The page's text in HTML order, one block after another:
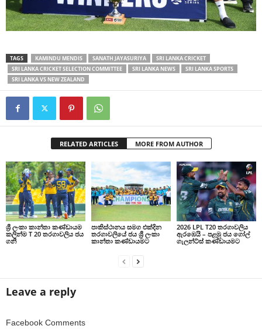
TAGS KAMINDU MENDIS SANATH JAYASURIYA
SRI LANKA CRICKET
SRI LANKA CRICKET SELECTION COMMITTEE
SRI LANKA NEWS
SRI LANKA SPORTS
SRI LANKA VS NEW ZEALAND
RELATED ARTICLES MORE FROM AUTHOR
ශ්‍රී ලංකා කාන්තා කණ්ඩායම
කලින්ම T 20 තරගාවලිය ජය
ගනී
පාකිස්ථානය සමග එක්දින
තරගාවලියේ ජය ශ්‍රී ලංකා
කාන්තා කණ්ඩායමට
2026 LPL T20 තරගාවලිය
ඇරඹෙයි – පළමු ජය ගෝල්
ගැලන්ට්ස් කණ්ඩායමට
Leave a reply
Facebook Comments